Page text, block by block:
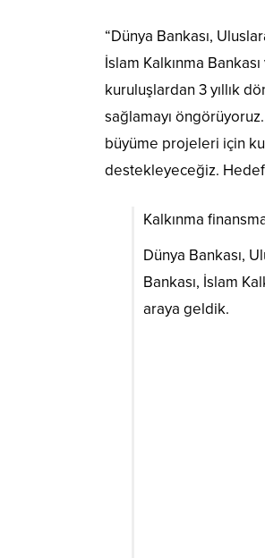
“Dünya Bankası,
İslam Kalkınma
kuruluşlardan 3 yıllık
sağlamayı öngörüyoruz.
büyüme projeleri için
destekleyeceğiz.
Kalkınma
Dünya Bankası,
Bankası, İslam
araya geldik.